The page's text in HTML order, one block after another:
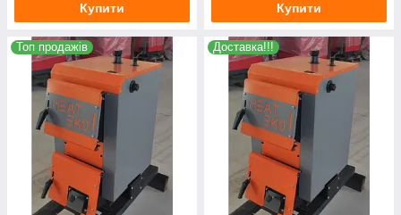
Купити Купити
Топ продажів Доставка!!!